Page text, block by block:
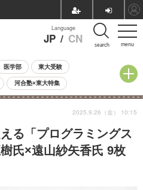
menu
Language
JP / CN search
医学部 東大受験
河合塾×東大特集
中学受験 小学校受験
過去問 人気記事
教材（中学生向け） ランキング
る「プログラミングス
氏×遠山紗矢香氏 9枚
2025.9.26（金） 10:15